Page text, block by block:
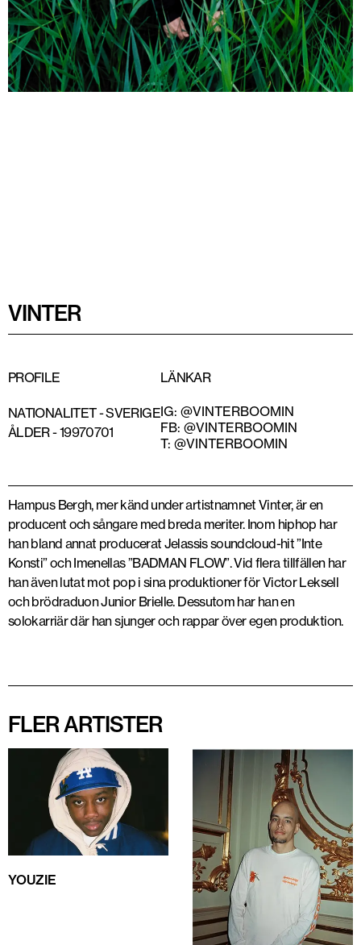
VINTER
PROFILE
NATIONALITET -SVERIGE
ÅLDER -19970701
LÄNKAR
IG: @VINTERBOOMIN
FB: @VINTERBOOMIN
T: @VINTERBOOMIN
Hampus Bergh, mer känd under artistnamnet Vinter, är en
producent och sångare med breda meriter. Inom hiphop har
han bland annat producerat Jelassis soundcloud-hit ”Inte
Konsti” och Imenellas ”BADMAN FLOW”. Vid flera tillfällen har
han även lutat mot pop i sina produktioner för Victor Leksell
och brödraduon Junior Brielle. Dessutom har han en
solokarriär där han sjunger och rappar över egen produktion.
FLER ARTISTER
YOUZIE